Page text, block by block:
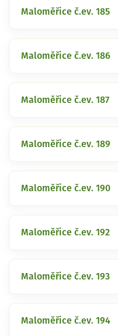
Maloměřice č.ev. 185
Maloměřice č.ev. 186
Maloměřice č.ev. 187
Maloměřice č.ev. 189
Maloměřice č.ev. 190
Maloměřice č.ev. 192
Maloměřice č.ev. 193
Maloměřice č.ev. 194